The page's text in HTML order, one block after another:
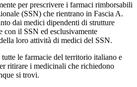
per prescrivere i farmaci rimborsabili
(SSN) che rientrano in Fascia A.
dai medici dipendenti di strutture
con il SSN ed esclusivamente
loro attività di medici del SSN.
le farmacie del territorio italiano e
ritirare i medicinali che richiedono
si trovi.